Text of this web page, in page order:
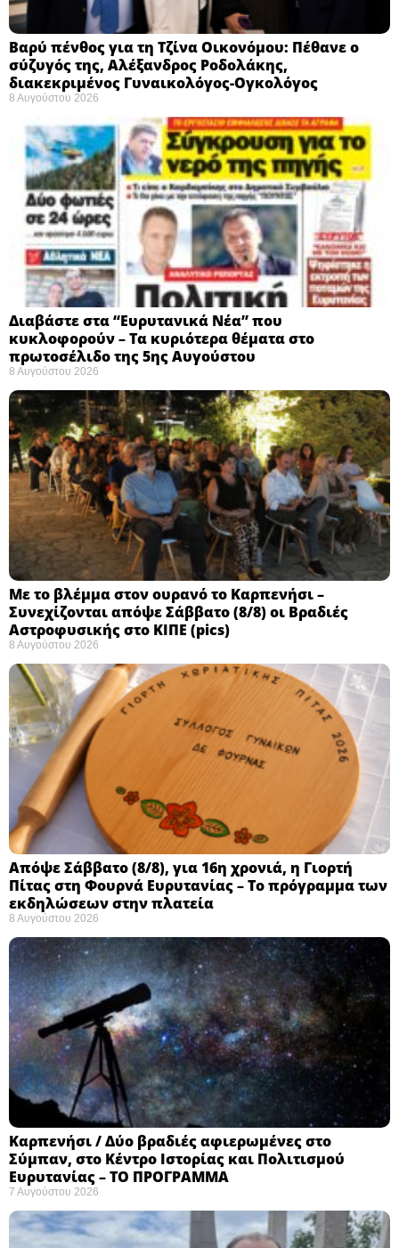
Βαρύ πένθος για τη Τζίνα Οικονόμου: Πέθανε ο
σύζυγός της, Αλέξανδρος Ροδολάκης,
διακεκριμένος Γυναικολόγος-Ογκολόγος
8 Αυγούστου 2026
Διαβάστε στα “Ευρυτανικά Νέα” που
κυκλοφορούν – Τα κυριότερα θέματα στο
πρωτοσέλιδο της 5ης Αυγούστου
8 Αυγούστου 2026
Με το βλέμμα στον ουρανό το Καρπενήσι –
Συνεχίζονται απόψε Σάββατο (8/8) οι Βραδιές
Αστροφυσικής στο ΚΙΠΕ (pics)
8 Αυγούστου 2026
Απόψε Σάββατο (8/8), για 16η χρονιά, η Γιορτή
Πίτας στη Φουρνά Ευρυτανίας – Το πρόγραμμα των
εκδηλώσεων στην πλατεία
8 Αυγούστου 2026
Καρπενήσι / Δύο βραδιές αφιερωμένες στο
Σύμπαν, στο Κέντρο Ιστορίας και Πολιτισμού
Ευρυτανίας – ΤΟ ΠΡΟΓΡΑΜΜΑ
7 Αυγούστου 2026